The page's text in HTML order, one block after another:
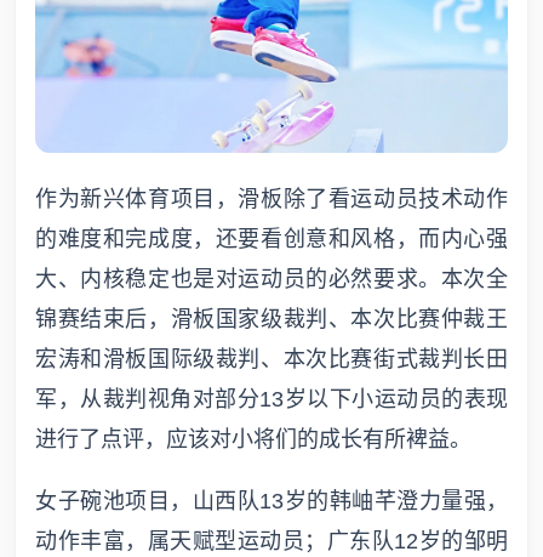
作为新兴体育项目，滑板除了看运动员技术动作
的难度和完成度，还要看创意和风格，而内心强
大、内核稳定也是对运动员的必然要求。本次全
锦赛结束后，滑板国家级裁判、本次比赛仲裁王
宏涛和滑板国际级裁判、本次比赛街式裁判长田
军，从裁判视角对部分13岁以下小运动员的表现
进行了点评，应该对小将们的成长有所裨益。
女子碗池项目，山西队13岁的韩岫芊澄力量强，
动作丰富，属天赋型运动员；广东队12岁的邹明